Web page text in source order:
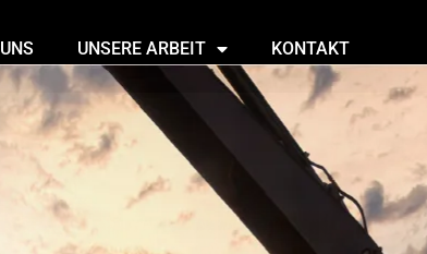
UNSERE ARBEIT KONTAKT